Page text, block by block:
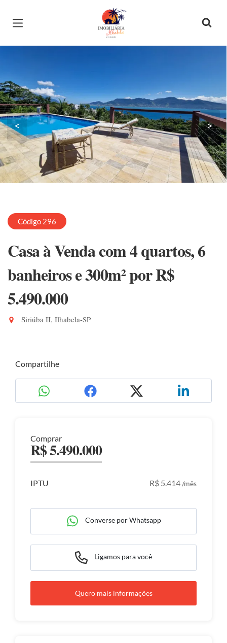
Página inicial
< >
Código 296
Casa à Venda com 4 quartos, 6
banheiros e 300m²por R$
5.490.000
Siriúba II, Ilhabela-SP
Compartilhe
Comprar
R$ 5.490.000
IPTU R$ 5.414/mês
Converse por Whatsapp
Ligamos para você
Quero mais informações